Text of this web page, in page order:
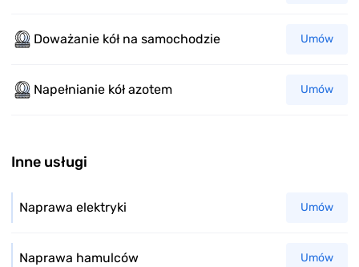
Doważanie kół na samochodzie Umów
Napełnianie kół azotem Umów
Inne usługi
Naprawa elektryki Umów
Naprawa hamulców Umów